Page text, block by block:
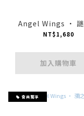
Angel Wings · 謎
NT$1,680
加入購物車
會員獨享